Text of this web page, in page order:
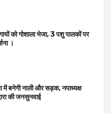
को गोशाला भेजा, 3 पशु पालकों पर
।
में बनेगी नाली और सड़क, नपाध्यक्ष
की जनसुनवाई